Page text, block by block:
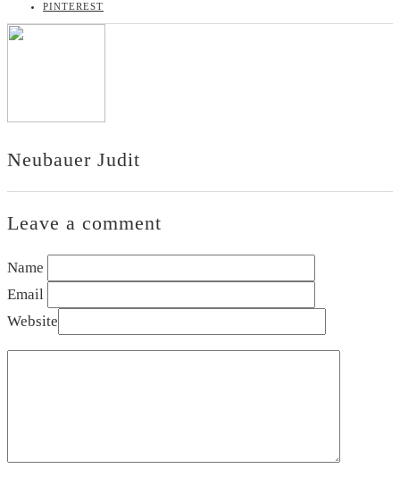
PINTEREST
Neubauer Judit
Leave a comment
Name
Email
Website